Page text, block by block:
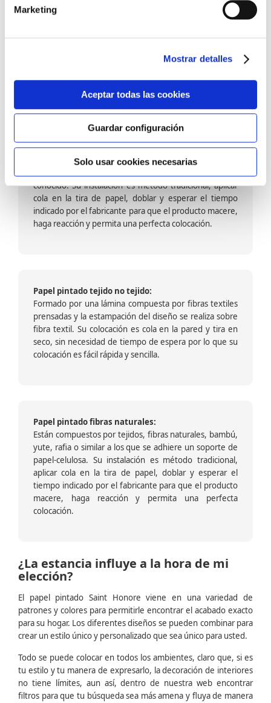
Marketing
Mostrar detalles
Aceptar todas las cookies
Guardar configuración
Solo usar cookies necesarias
barniz multiadherente en base agua. En zonas de
fuegos, se recomienda proteger con placas, silestone,
dado que el frotar en exceso dañaría el papel. Su
colocación es cola en la pared y tira en seco, sin
colocación es fácil rápida y sencilla.
Papel pintado calidad papel:
Formado por una capa de papel sobre un soporte de
conocido. Su instalación es método tradicional, aplicar
cola en la tira de papel, doblar y esperar el tiempo
indicado por el fabricante para que el producto macere,
haga reacción y permita una perfecta colocación.
Papel pintado tejido no tejido:
Formado por una lámina compuesta por fibras textiles
prensadas y la estampación del diseño se realiza sobre
fibra textil. Su colocación es cola en la pared y tira en
seco, sin necesidad de tiempo de espera por lo que su
colocación es fácil rápida y sencilla.
Papel pintado fibras naturales:
Están compuestos por tejidos, fibras naturales, bambú,
yute, rafia o similar a los que se adhiere un soporte de
papel-celulosa. Su instalación es método tradicional,
aplicar cola en la tira de papel, doblar y esperar el
tiempo indicado por el fabricante para que el producto
macere, haga reacción y permita una perfecta
colocación.
¿La estancia influye a la hora de mi
elección?
El papel pintado Saint Honore viene en una variedad de
patrones y colores para permitirle encontrar el acabado exacto
para su hogar. Los diferentes diseños se pueden combinar para
crear un estilo único y personalizado que sea único para usted.
Todo se puede colocar en todos los ambientes, claro que, si es
tu estilo y tu manera de expresarlo, la decoración de interiores
no tiene límites, aun así, dentro de nuestra web encontrar
filtros para que tu búsqueda sea más amena y fluya de manera